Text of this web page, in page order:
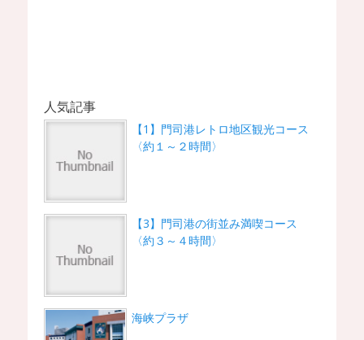
人気記事
【1】門司港レトロ地区観光コース
〈約１～２時間〉
【3】門司港の街並み満喫コース
〈約３～４時間〉
海峡プラザ